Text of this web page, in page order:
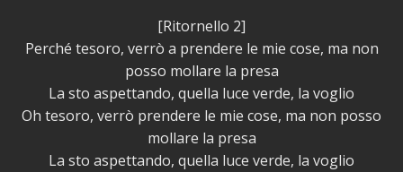
[Ritornello 2]
Perché tesoro, verrò a prendere le mie cose, ma non
posso mollare la presa
La sto aspettando, quella luce verde, la voglio
Oh tesoro, verrò prendere le mie cose, ma non posso
mollare la presa
La sto aspettando, quella luce verde, la voglio